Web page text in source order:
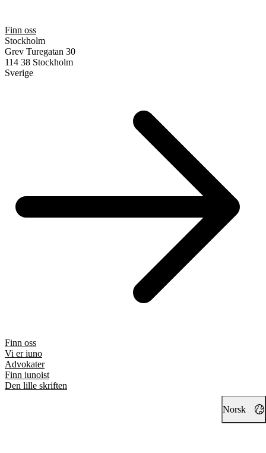
Finn oss
Stockholm
Grev Turegatan 30
114 38 Stockholm
Sverige
Finn oss
Vi er iuno
Advokater
Finn iunoist
Den lille skriften
Norsk